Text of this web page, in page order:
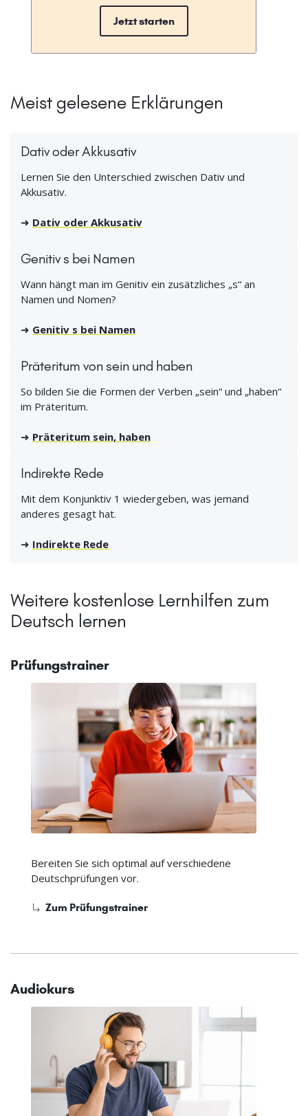
Jetzt starten
Meist gelesene Erklärungen
Dativ oder Akkusativ
Lernen Sie den Unterschied zwischen Dativ und
Akkusativ.
➜ Dativ oder Akkusativ
Genitiv s bei Namen
Wann hängt man im Genitiv ein zusätzliches „s“ an
Namen und Nomen?
➜ Genitiv s bei Namen
Präteritum von sein und haben
So bilden Sie die Formen der Verben „sein“ und „haben“
im Präteritum.
➜ Präteritum sein, haben
Indirekte Rede
Mit dem Konjunktiv 1 wiedergeben, was jemand
anderes gesagt hat.
➜ Indirekte Rede
Weitere kostenlose Lernhilfen zum
Deutsch lernen
Prüfungstrainer
Bereiten Sie sich optimal auf verschiedene
Deutschprüfungen vor.
Zum Prüfungstrainer
Audiokurs